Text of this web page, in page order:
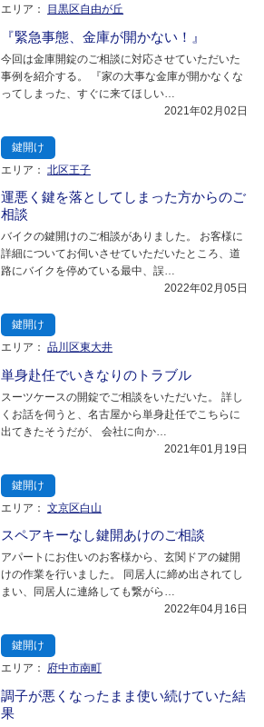
エリア： 目黒区自由が丘
『緊急事態、金庫が開かない！』
今回は金庫開錠のご相談に対応させていただいた
事例を紹介する。 『家の大事な金庫が開かなくな
ってしまった、すぐに来てほしい…
2021年02月02日
鍵開け
エリア： 北区王子
運悪く鍵を落としてしまった方からのご
相談
バイクの鍵開けのご相談がありました。 お客様に
詳細についてお伺いさせていただいたところ、道
路にバイクを停めている最中、誤…
2022年02月05日
鍵開け
エリア： 品川区東大井
単身赴任でいきなりのトラブル
スーツケースの開錠でご相談をいただいた。 詳し
くお話を伺うと、名古屋から単身赴任でこちらに
出てきたそうだが、 会社に向か…
2021年01月19日
鍵開け
エリア： 文京区白山
スペアキーなし鍵開あけのご相談
アパートにお住いのお客様から、玄関ドアの鍵開
けの作業を行いました。 同居人に締め出されてし
まい、同居人に連絡しても繋がら…
2022年04月16日
鍵開け
エリア：
府中市南町
調子が悪くなったまま使い続けていた結
果